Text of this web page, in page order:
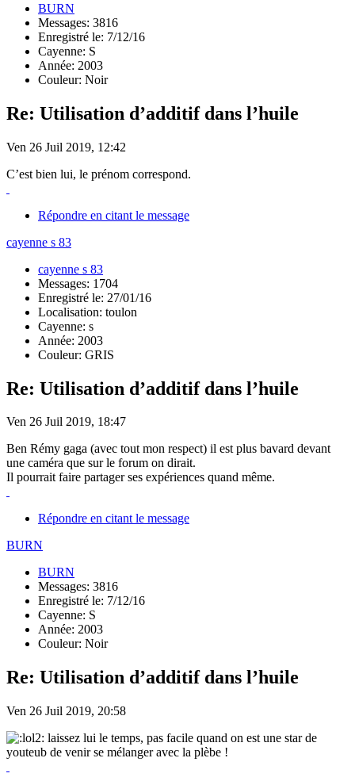
BURN
Messages: 3816
Enregistré le: 7/12/16
Cayenne: S
Année: 2003
Couleur: Noir
Re: Utilisation d’additif dans l’huile
Ven 26 Juil 2019, 12:42
C’est bien lui, le prénom correspond.
Répondre en citant le message
cayenne s 83
cayenne s 83
Messages: 1704
Enregistré le: 27/01/16
Localisation: toulon
Cayenne: s
Année: 2003
Couleur: GRIS
Re: Utilisation d’additif dans l’huile
Ven 26 Juil 2019, 18:47
Ben Rémy gaga (avec tout mon respect) il est plus bavard devant
une caméra que sur le forum on dirait.
Il pourrait faire partager ses expériences quand même.
Répondre en citant le message
BURN
BURN
Messages: 3816
Enregistré le: 7/12/16
Cayenne: S
Année: 2003
Couleur: Noir
Re: Utilisation d’additif dans l’huile
Ven 26 Juil 2019, 20:58
laissez lui le temps, pas facile quand on est une star de
youteub de venir se mélanger avec la plèbe !